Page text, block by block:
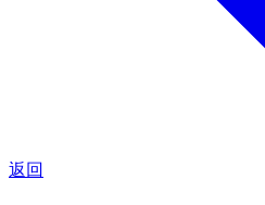
返回